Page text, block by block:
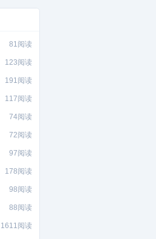
81阅读
123阅读
191阅读
117阅读
74阅读
72阅读
97阅读
178阅读
98阅读
88阅读
1611阅读